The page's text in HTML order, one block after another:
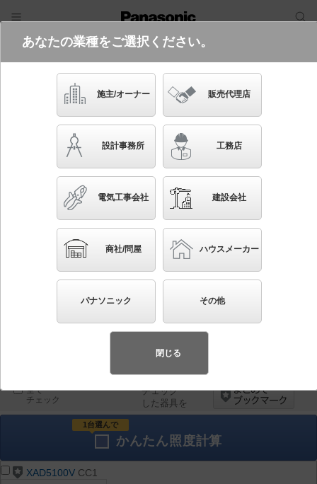
電気・建築設備（ビジネス）
照明器具検索
品番・キーワード
関連商品検索 高気密SB形ダウンライト（埋込穴が同
じ）
1026件 ◀
生産終了品を省く 生産終了予定品を省く
ダウンロード
全て
チェック
チェック
した器具を
1台選んで
かんたん 照度計算
XAD5100V CC1
あなたの業種をご選択ください。
施主/オーナー 販売代理店
設計事務所 工務店
電気工事会社 建設会社
商社/問屋 ハウスメーカー
パナソニック その他
閉じる